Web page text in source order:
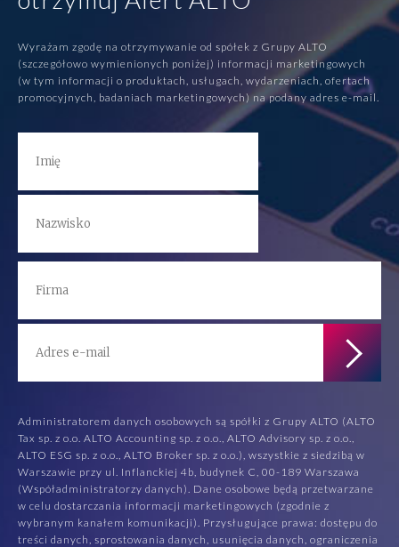
Wyrażam zgodę na otrzymywanie od spółek z Grupy ALTO
(szczegółowo wymienionych poniżej) informacji marketingowych
(w tym informacji o produktach, usługach, wydarzeniach, ofertach
promocyjnych, badaniach marketingowych) na podany adres e-mail.
Administratorem danych osobowych są spółki z Grupy ALTO (ALTO
Tax sp. z o.o. ALTO Accounting sp. z o.o., ALTO Advisory sp. z o.o.,
ALTO ESG sp. z o.o., ALTO Broker sp. z o.o.), wszystkie z siedzibą w
Warszawie przy ul. Inflanckiej 4b, budynek C, 00-189 Warszawa
(Współadministratorzy danych). Dane osobowe będą przetwarzane
w celu dostarczania informacji marketingowych (zgodnie z
wybranym kanałem komunikacji). Przysługujące prawa: dostępu do
treści danych, sprostowania danych, usunięcia danych, ograniczenia